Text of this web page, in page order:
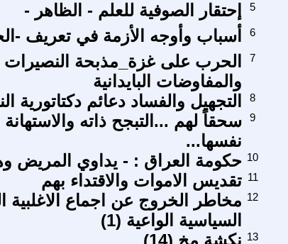
إحتقار الصوفية للعلم - الظاهر - 5
أسباب وأوجه الأزمة في تعريف - 6
والمفاوضات البايدانية
7
التجهيل والفساد دعائم دكتاتورية
8
سحقاً لهم ...التبجح ذاته
نفسها...
9
حكومة العراق : - يداوي المريض 10
تقديس الاموات والاقتداء بهم 11
مخاطر الخروج عن اجماع الاغلبية
السياسية الواعية (1)
12
نكشة مخ (14) 13